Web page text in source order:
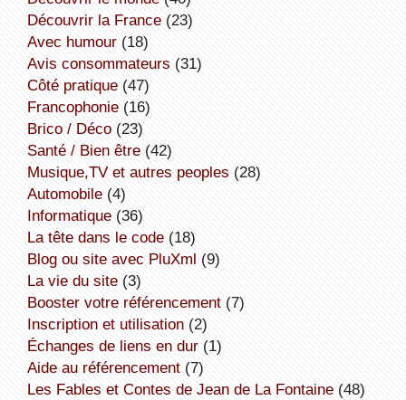
découvrir la France(23)
avec humour(18)
avis consommateurs (31)
côté pratique(47)
Francophonie(16)
Brico / Déco(23)
Santé / Bien être(42)
Musique,TV et autres peoples (28)
Automobile(4)
informatique(36)
la tête dans le code(18)
Blog ou site avec PluXml (9)
la vie du site(3)
booster votre référencement(7)
inscription et utilisation(2)
échanges de liens en dur(1)
aide au référencement(7)
Les Fables et Contes de Jean de La Fontaine(48)